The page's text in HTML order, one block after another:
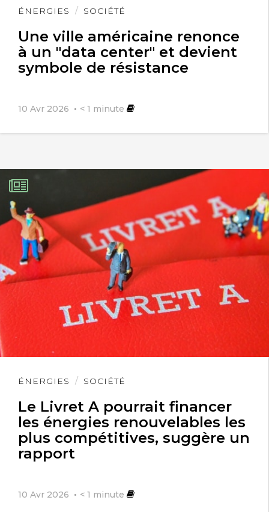
ÉNERGIES SOCIÉTÉ
Une ville américaine renonce
à un "data center" et devient
symbole de résistance
10 Avr 2026 < 1 minute
Lire
ÉNERGIES SOCIÉTÉ
Le Livret A pourrait financer
les énergies renouvelables les
plus compétitives, suggère un
rapport
10 Avr 2026 < 1 minute
Lire